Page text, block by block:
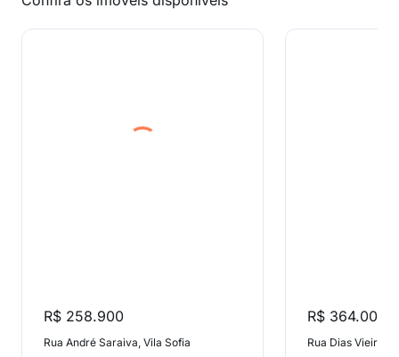
R$ 258.900
Rua André Saraiva, Vila Sofia
R$ 364.000
Rua Dias Vieira,